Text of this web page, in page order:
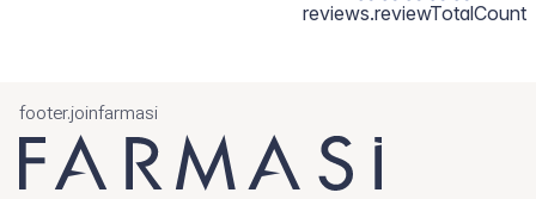
reviews.reviewTotalCount
footer.joinfarmasi